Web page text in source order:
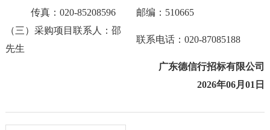
传真： 020-85208596
邮编：510665
（三）采购项目联系人：邵
先生
联系电话： 020-87085188
广东德信行招标有限公司
2026年06月01 日